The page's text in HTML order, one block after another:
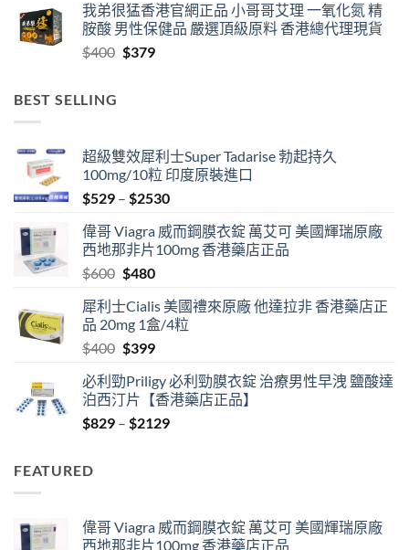
$759
through
我弟很猛香港官網正品 小哥哥艾理 一氧化氮 精
胺酸 男性保健品 嚴選頂級原料 香港總代理現貨
$400 Original
$379Current
BEST SELLING
超級雙效犀利士Super Tadarise 勃起持久
100mg/10粒 印度原裝進口
$529 – $2530Price
$529
through
偉哥 Viagra 威而鋼膜衣錠 萬艾可 美國輝瑞原廠
西地那非片100mg 香港藥店正品
$600 Original
was:
$600.
$480Current
is:
$480.
犀利士Cialis 美國禮來原廠 他達拉非 香港藥店正
品 20mg 1盒/4粒
$400 Original
was:
$400.
$399Current
is:
$399.
必利勁Priligy 必利勁膜衣錠 治療男性早洩 鹽酸達
泊西汀片【香港藥店正品】
$829 – $2129Price
FEATURED
偉哥 Viagra 威而鋼膜衣錠 萬艾可 美國輝瑞原廠
西地那非片100mg 香港藥店正品